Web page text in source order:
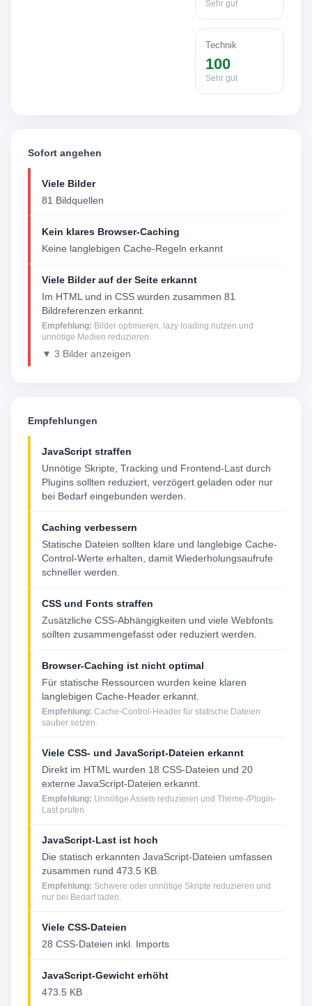
Sehr gut
Technik
100
Sehr gut
Sofort angehen
Viele Bilder
81 Bildquellen
Kein klares Browser-Caching
Keine langlebigen Cache-Regeln erkannt
Viele Bilder auf der Seite erkannt
Im HTML und in CSS wurden zusammen 81
Bildreferenzen erkannt.
Empfehlung: Bilder optimieren, lazy loading nutzen und
unnötige Medien reduzieren.
▼ 3 Bilder anzeigen
Empfehlungen
JavaScript straffen
Unnötige Skripte, Tracking und Frontend-Last durch
Plugins sollten reduziert, verzögert geladen oder nur
bei Bedarf eingebunden werden.
Caching verbessern
Statische Dateien sollten klare und langlebige Cache-
Control-Werte erhalten, damit Wiederholungsaufrufe
schneller werden.
CSS und Fonts straffen
Zusätzliche CSS-Abhängigkeiten und viele Webfonts
sollten zusammengefasst oder reduziert werden.
Browser-Caching ist nicht optimal
Für statische Ressourcen wurden keine klaren
langlebigen Cache-Header erkannt.
Empfehlung: Cache-Control-Header für statische Dateien
sauber setzen.
Viele CSS- und JavaScript-Dateien erkannt
Direkt im HTML wurden 18 CSS-Dateien und 20
externe JavaScript-Dateien erkannt.
Empfehlung: Unnötige Assets reduzieren und Theme-/Plugin-
Last prüfen.
JavaScript-Last ist hoch
Die statisch erkannten JavaScript-Dateien umfassen
zusammen rund 473.5 KB.
Empfehlung: Schwere oder unnötige Skripte reduzieren und
nur bei Bedarf laden.
Viele CSS-Dateien
28 CSS-Dateien inkl. Imports
JavaScript-Gewicht erhöht
473.5 KB